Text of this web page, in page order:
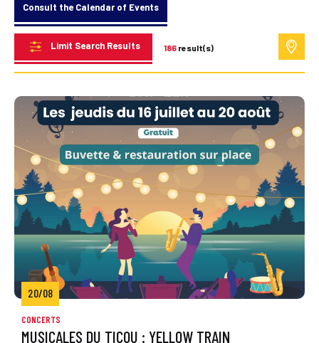
Consult the Calendar of Events
Limit Search Results 186 result(s)
20/08
CONCERTS
MUSICALES DU TICOU : YELLOW TRAIN